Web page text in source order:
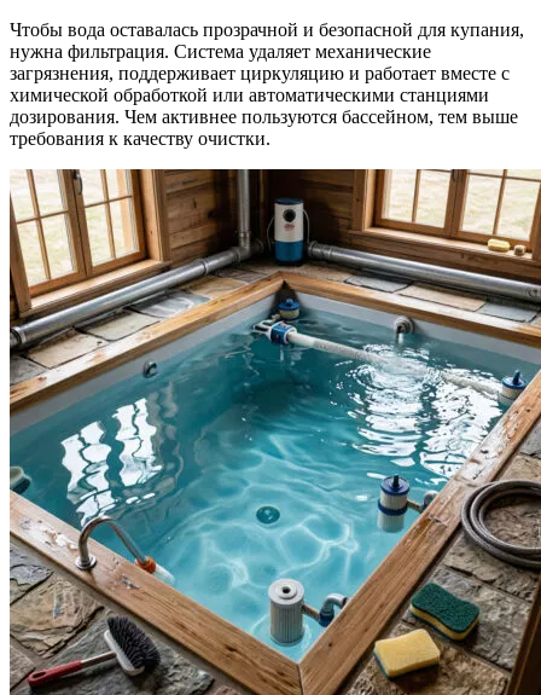
Чтобы вода оставалась прозрачной и безопасной для купания,
нужна фильтрация. Система удаляет механические
загрязнения, поддерживает циркуляцию и работает вместе с
химической обработкой или автоматическими станциями
дозирования. Чем активнее пользуются бассейном, тем выше
требования к качеству очистки.